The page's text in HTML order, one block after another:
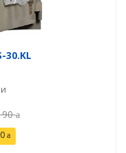
30.KL